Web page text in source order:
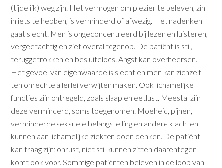
(tijdelijk) weg zijn. Het vermogen om plezier te beleven, zin
in iets te hebben, is verminderd of afwezig. Het nadenken
gaat slecht. Men is ongeconcentreerd bij lezen en luisteren,
vergeetachtig en ziet overal tegenop. De patiënt is stil,
teruggetrokken en besluiteloos. Angst kan overheersen.
Het gevoel van eigenwaarde is slecht en men kan zichzelf
ten onrechte allerlei verwijten maken. Ook lichamelijke
functies zijn ontregeld, zoals slaap en eetlust. Meestal zijn
deze verminderd, soms toegenomen. Moeheid, pijnen,
verminderde seksuele belangstelling en andere klachten
kunnen aan lichamelijke ziekten doen denken. De patiënt
kan traag zijn; onrust, niet stil kunnen zitten daarentegen
komt ook voor. Sommige patiënten beleven in de loop van